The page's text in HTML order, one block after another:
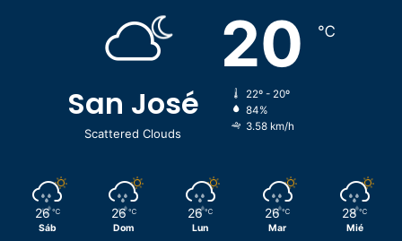
San José
Scattered Clouds
20 ℃
22º - 20º
84%
3.58 km/h
26 ℃
Sáb
26 ℃
Dom
26 ℃
Lun
26 ℃
Mar
28 ℃
Mié